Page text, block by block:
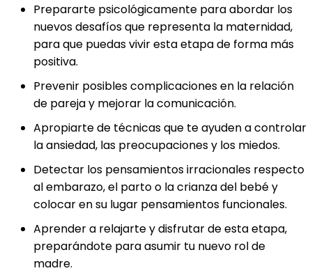
Prepararte psicológicamente para abordar los
nuevos desafíos que representa la maternidad,
para que puedas vivir esta etapa de forma más
positiva.
Prevenir posibles complicaciones en la relación
de pareja y mejorar la comunicación.
Apropiarte de técnicas que te ayuden a controlar
la ansiedad, las preocupaciones y los miedos.
Detectar los pensamientos irracionales respecto
al embarazo, el parto o la crianza del bebé y
colocar en su lugar pensamientos funcionales.
Aprender a relajarte y disfrutar de esta etapa,
preparándote para asumir tu nuevo rol de
madre.